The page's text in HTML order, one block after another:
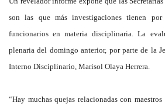
son las que más investigaciones tienen
funcionarios en materia disciplinaria. La
plenaria del domingo anterior, por parte de la
Interno Disciplinario, Marisol Olaya Herrera.
“Hay muchas quejas relacionadas con